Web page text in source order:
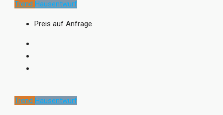
Trend Hausentwurf
Preis auf Anfrage
Trend Hausentwurf